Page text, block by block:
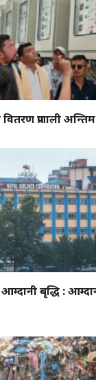
प्रणाली
बृद्धि :